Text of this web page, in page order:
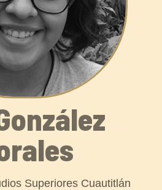
Superiores Cuautitlán